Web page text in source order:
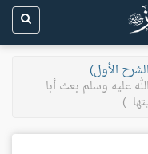
الأول)
عليه وسلم بعث أبا